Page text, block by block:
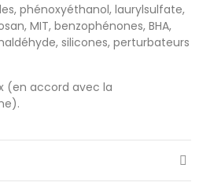
phénoxyéthanol, laurylsulfate,
MIT, benzophénones, BHA,
silicones, perturbateurs
(en accord avec la